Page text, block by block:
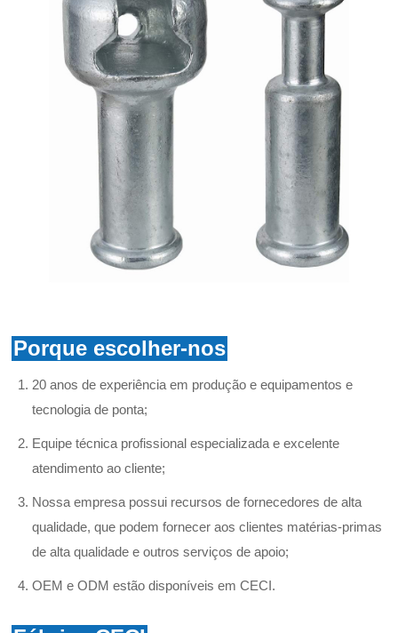
Porque escolher-nos
20 anos de experiência em produção e equipamentos e
tecnologia de ponta;
Equipe técnica profissional especializada e excelente
atendimento ao cliente;
Nossa empresa possui recursos de fornecedores de alta
qualidade, que podem fornecer aos clientes matérias-primas
de alta qualidade e outros serviços de apoio;
OEM e ODM estão disponíveis em CECI.